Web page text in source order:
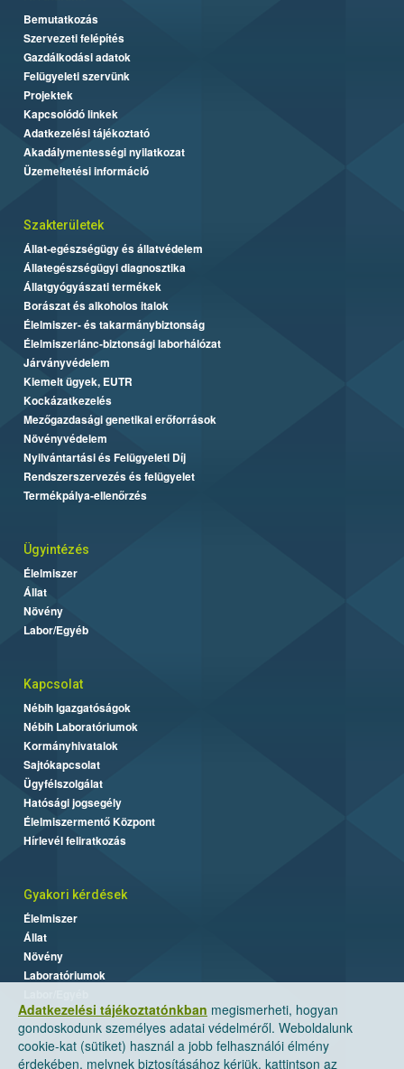
Adatkezelési tájékoztatónkban megismerheti, hogyan
gondoskodunk személyes adatai védelméről. Weboldalunk
cookie-kat (sütiket) használ a jobb felhasználói élmény
érdekében, melynek biztosításához kérjük, kattintson az
Bemutatkozás
Szervezeti felépítés
Gazdálkodási adatok
Felügyeleti szervünk
Projektek
Kapcsolódó linkek
Adatkezelési tájékoztató
Akadálymentességi nyilatkozat
Üzemeltetési információ
Szakterületek
Állat-egészségügy és állatvédelem
Állategészségügyi diagnosztika
Állatgyógyászati termékek
Borászat és alkoholos italok
Élelmiszer- és takarmánybiztonság
Élelmiszerlánc-biztonsági laborhálózat
Járványvédelem
Kiemelt ügyek, EUTR
Kockázatkezelés
Mezőgazdasági genetikai erőforrások
Növényvédelem
Nyilvántartási és Felügyeleti Díj
Rendszerszervezés és felügyelet
Termékpálya-ellenőrzés
Ügyintézés
Élelmiszer
Állat
Növény
Labor/Egyéb
Kapcsolat
Nébih Igazgatóságok
Nébih Laboratóriumok
Kormányhivatalok
Sajtókapcsolat
Ügyfélszolgálat
Hatósági jogsegély
Élelmiszermentő Központ
Hírlevél feliratkozás
Gyakori kérdések
Élelmiszer
Állat
Növény
Laboratóriumok